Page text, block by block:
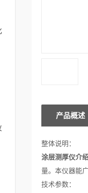
产品概述
整体说明：
涂层测厚仪介
量。本仪器能
技术参数：